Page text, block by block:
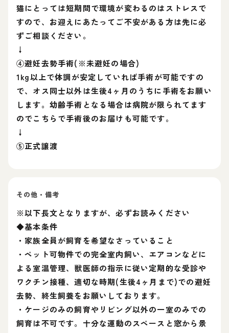
猫にとっては短期間で環境が変わるのはストレスで
すので、お迎えにあたってご不安がある方は先に必
ずご相談ください。
↓
④避妊去勢手術(※未避妊の場合)
1kg以上で体調が安定していれば手術が可能ですの
で、オス同士以外は生後4ヶ月のうちに手術をお願い
します。幼齢手術となる場合は病院が限られてます
のでこちらで手術後のお届けも可能です。
↓
⑤正式譲渡
その他・備考
※以下長文となりますが、必ずお読みください
◆基本条件
・家族全員が飼育を希望なさっていること
・ペット可物件での完全室内飼い、エアコンなどに
よる室温管理、獣医師の指示に従い定期的な受診や
ワクチン接種、適切な時期(生後4ヶ月まで)での避妊
去勢、終生飼養をお願いしております。
・ケージのみの飼育やリビング以外の一室のみでの
飼育は不可です。十分な運動のスペースと窓から景